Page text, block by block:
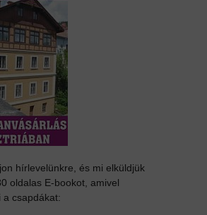
hírlevelünkre, és mi elküldjük
oldalas E-bookot, amivel
a csapdákat: